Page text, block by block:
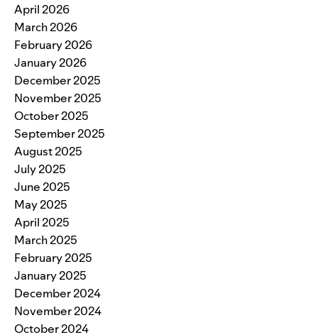
April 2026
March 2026
February 2026
January 2026
December 2025
November 2025
October 2025
September 2025
August 2025
July 2025
June 2025
May 2025
April 2025
March 2025
February 2025
January 2025
December 2024
November 2024
October 2024